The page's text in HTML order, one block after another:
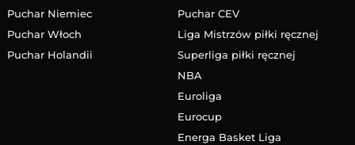
Puchar Niemiec
Puchar Włoch
Puchar Holandii
Puchar CEV
Liga Mistrzów piłki ręcznej
Superliga piłki ręcznej
NBA
Euroliga
Eurocup
Energa Basket Liga